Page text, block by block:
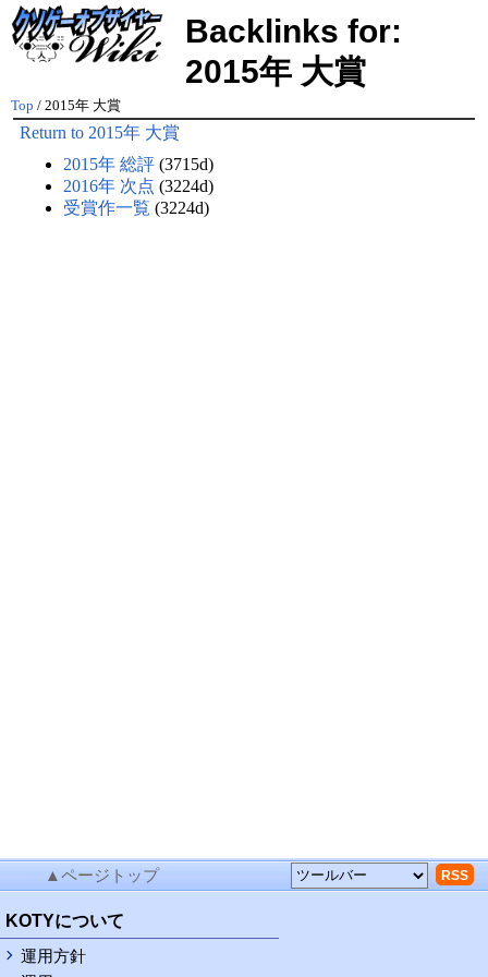
Backlinks for:
2015年 大賞
Top / 2015年 大賞
Return to 2015年 大賞
2015年 総評 (3715d)
2016年 次点 (3224d)
受賞作一覧 (3224d)
▲ページトップ RSS
KOTYについて
運用方針